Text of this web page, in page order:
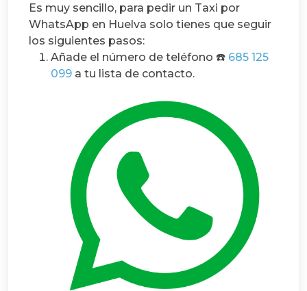
Es muy sencillo, para pedir un Taxi por
WhatsApp en Huelva solo tienes que seguir
los siguientes pasos:
Añade el número de teléfono ☎️ 685 125
099 a tu lista de contacto.